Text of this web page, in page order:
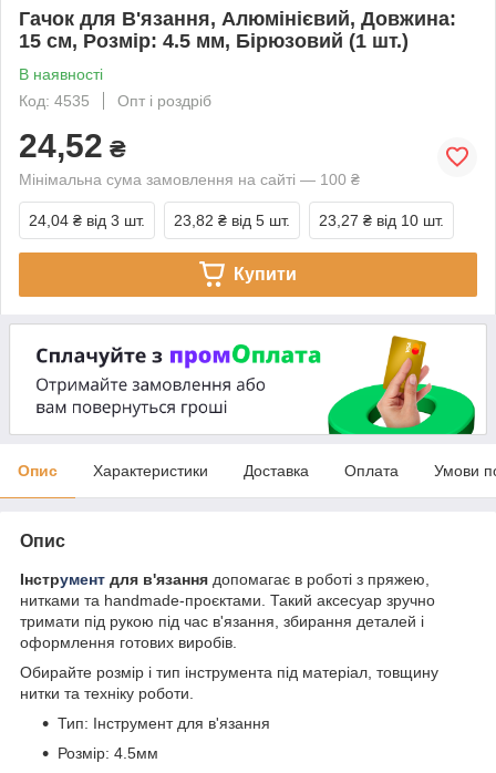
Гачок для В'язання, Алюмінієвий, Довжина:
15 см, Розмір: 4.5 мм, Бірюзовий (1 шт.)
В наявності
Код: 4535
Опт і роздріб
24,52 ₴
Мінімальна сума замовлення на сайті — 100 ₴
24,04 ₴ від 3 шт. 23,82 ₴ від 5 шт. 23,27 ₴ від 10 шт.
Купити
Опис Характеристики Доставка Оплата Умови
Опис
Інструмент для в'язання допомагає в роботі з пряжею,
нитками та handmade-проєктами. Такий аксесуар зручно
тримати під рукою під час в'язання, збирання деталей і
оформлення готових виробів.
Обирайте розмір і тип інструмента під матеріал, товщину
нитки та техніку роботи.
Тип: Інструмент для в'язання
Розмір: 4.5мм